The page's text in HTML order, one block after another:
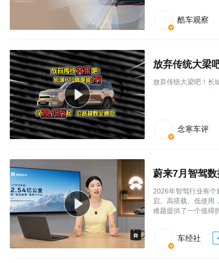
酷车观察
放弃传统大梁吧！长
念寒车评
蔚来7月智驾
2026年智驾行业有
启。高搭载、低使用
难题提供了一个值得
车经社